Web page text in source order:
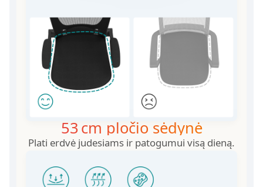
53 cm pločio sėdynė
Plati erdvė judesiams ir patogumui visą dieną.